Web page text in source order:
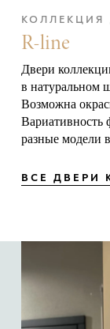
КОЛЛЕКЦИЯ
R-line
Двери
в натуральном
Возможна
Вариативность
разные модели
ВСЕ ДВЕРИ